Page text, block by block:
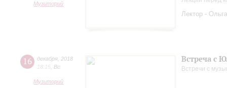
Музиторий
Лектор -
16 декабря 2018
18:15
Вс
Музиторий
Встреча с
Встречи с